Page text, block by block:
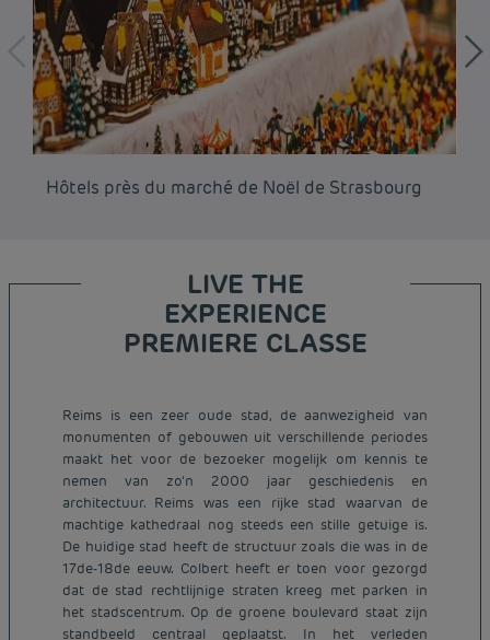
Hôtels près du marché de Noël de Strasbourg
LIVE THE
EXPERIENCE
PREMIERE CLASSE
Reims is een zeer oude stad, de aanwezigheid van
monumenten of gebouwen uit verschillende periodes
maakt het voor de bezoeker mogelijk om kennis te
nemen van zo’n 2000 jaar geschiedenis en
architectuur. Reims was een rijke stad waarvan de
machtige kathedraal nog steeds een stille getuige is.
De huidige stad heeft de structuur zoals die was in de
17de-18de eeuw. Colbert heeft er toen voor gezorgd
dat de stad rechtlijnige straten kreeg met parken in
het stadscentrum. Op de groene boulevard staat zijn
standbeeld centraal geplaatst. In het verleden